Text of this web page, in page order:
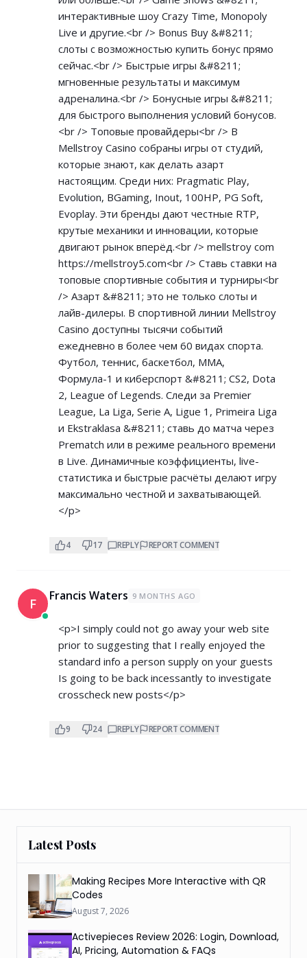
интерактивные шоу Crazy Time, Monopoly
Live и другие.<br /> Bonus Buy &#8211;
слоты с возможностью купить бонус прямо
сейчас.<br /> Быстрые игры &#8211;
мгновенные результаты и максимум
адреналина.<br /> Бонусные игры &#8211;
для быстрого выполнения условий бонусов.
<br /> Топовые провайдеры<br /> В
Mellstroy Casino собраны игры от студий,
которые знают, как делать азарт
настоящим. Среди них: Pragmatic Play,
Evolution, BGaming, Inout, 100HP, PG Soft,
Evoplay. Эти бренды дают честные RTP,
крутые механики и инновации, которые
двигают рынок вперёд.<br /> mellstroy com
https://mellstroy5.com<br /> Ставь ставки на
топовые спортивные события и турниры<br
/> Азарт &#8211; это не только слоты и
лайв-дилеры. В спортивной линии Mellstroy
Casino доступны тысячи событий
ежедневно в более чем 60 видах спорта.
Футбол, теннис, баскетбол, MMA,
Формула-1 и киберспорт &#8211; CS2, Dota
2, League of Legends. Следи за Premier
League, La Liga, Serie A, Ligue 1, Primeira Liga
и Ekstraklasa &#8211; ставь до матча через
Prematch или в режиме реального времени
в Live. Динамичные коэффициенты, live-
статистика и быстрые расчёты делают игру
максимально честной и захватывающей.
</p>
4 17 REPLY REPORT COMMENT
F Francis Waters 9 MONTHS AGO
<p>I simply could not go away your web site
prior to suggesting that I really enjoyed the
standard info a person supply on your guests
Is going to be back incessantly to investigate
crosscheck new posts</p>
9 24 REPLY REPORT COMMENT
Latest Posts
Making Recipes More Interactive with QR
Codes
August 7, 2026
Activepieces Review 2026: Login, Download,
AI, Pricing, Automation & FAQs